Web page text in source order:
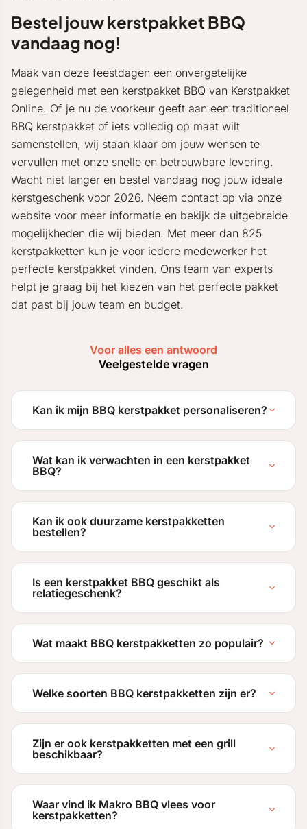
Bestel jouw kerstpakket BBQ
vandaag nog!
Maak van deze feestdagen een onvergetelijke
gelegenheid met een kerstpakket BBQ van Kerstpakket
Online. Of je nu de voorkeur geeft aan een traditioneel
BBQ kerstpakket of iets volledig op maat wilt
samenstellen, wij staan klaar om jouw wensen te
vervullen met onze snelle en betrouwbare levering.
Wacht niet langer en bestel vandaag nog jouw ideale
kerstgeschenk voor 2026. Neem contact op via onze
website voor meer informatie en bekijk de uitgebreide
mogelijkheden die wij bieden. Met meer dan 825
kerstpakketten kun je voor iedere medewerker het
perfecte kerstpakket vinden. Ons team van experts
helpt je graag bij het kiezen van het perfecte pakket
dat past bij jouw team en budget.
Voor alles een antwoord
Veelgestelde vragen
Kan ik mijn BBQ kerstpakket personaliseren?
Wat kan ik verwachten in een kerstpakket
BBQ?
Kan ik ook duurzame kerstpakketten
bestellen?
Is een kerstpakket BBQ geschikt als
relatiegeschenk?
Wat maakt BBQ kerstpakketten zo populair?
Welke soorten BBQ kerstpakketten zijn er?
Zijn er ook kerstpakketten met een grill
beschikbaar?
Waar vind ik Makro BBQ vlees voor
kerstpakketten?